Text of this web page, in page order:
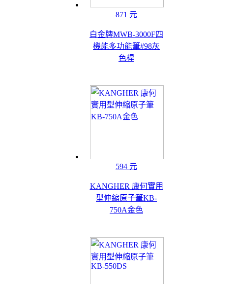
871 元
白金牌MWB-3000F四
機能多功能筆#98灰
色桿
594 元
KANGHER 康何實用
型伸縮原子筆KB-
750A金色